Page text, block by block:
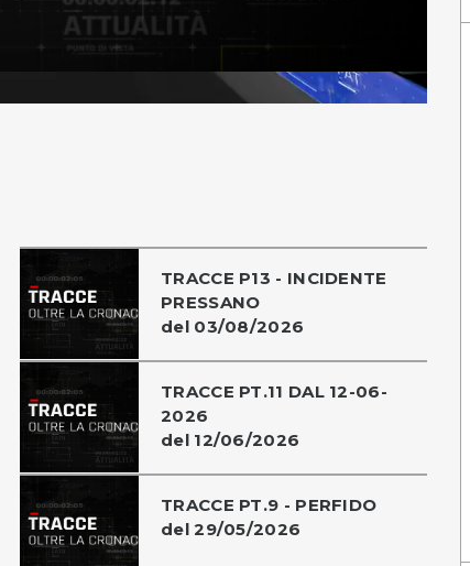
TRACCE P13 - INCIDENTE
PRESSANO
del 03/08/2026
TRACCE PT.11 DAL 12-06-
2026
del 12/06/2026
TRACCE PT.9 - PERFIDO
del 29/05/2026